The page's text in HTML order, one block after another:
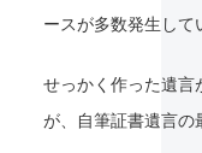
ースが多数発生して
せっかく作った遺言
が、自筆証書遺言の